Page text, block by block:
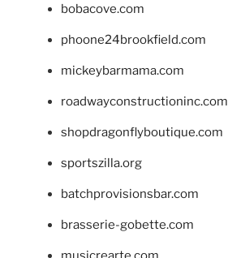
bobacove.com
phoone24brookfield.com
mickeybarmama.com
roadwayconstructioninc.com
shopdragonflyboutique.com
sportszilla.org
batchprovisionsbar.com
brasserie-gobette.com